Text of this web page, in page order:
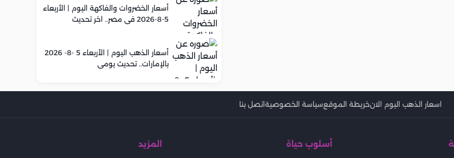
أسعار الخضروات والفاكهة اليوم | الأربعاء
5-8-2026 في مصر.. اخر تحديث
أسعار الذهب اليوم | الأربعاء 5 -8- 2026
بالإمارات.. تحديث يومي
اسعار الذهب اليوم الانخريطة الموقعسياسة الخصوصيةاتصل بنا
أسلوب حياة المزيد